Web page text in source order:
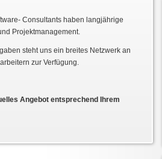
Consultants haben langjährige
Projektmanagement.
steht uns ein breites Netzwerk an
zur Verfügung.
Angebot entsprechend Ihrem